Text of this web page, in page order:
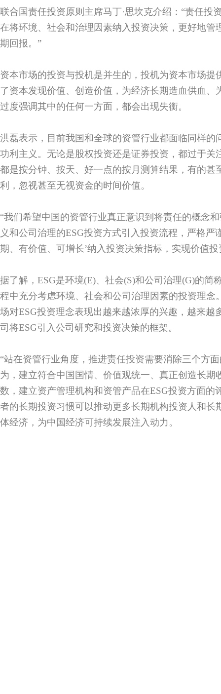
联合国责任投资原则主席马丁·思坎克介绍：“责任投
在将环境、社会和治理因素纳入投资决策，更好地管
期回报。”
资本市场的投资与投机是并生的，投机为资本市场提
了资本发现价值、创造价值，为经济长期造血供血、
过度强调其中的任何一方面，都会出现失衡。
洪磊表示，目前我国和全球的资管行业都面临同样的
功利主义。无论是股权投资还是证券投资，都过于关
都是按分钟、按天、好一点的按月测算结果，有的甚
利，忽视甚至无视资金的时间价值。
“我们希望中国的资管行业真正意识到将责任的概念
义和公司治理的ESG投资方式引入投资流程，严格严
期、有价值、可增长’纳入投资决策指标，实现价值
据了解，ESG是环境(E)、社会(S)和公司治理(G)的简
程中充分考虑环境、社会和公司治理因素的投资理念
场对ESG投资理念表现出越来越浓厚的兴趣，越来越
司将ESG引入公司研究和投资决策的框架。
“站在资管行业角度，推进责任投资需要消除三个方
为，建立符合中国国情、价值观统一、真正创造长期
数，建立资产管理机构和资管产品在ESG投资方面的
者的长期投资习惯可以推动更多长期机构投资人和长
体经济，为中国经济可持续发展注入动力。